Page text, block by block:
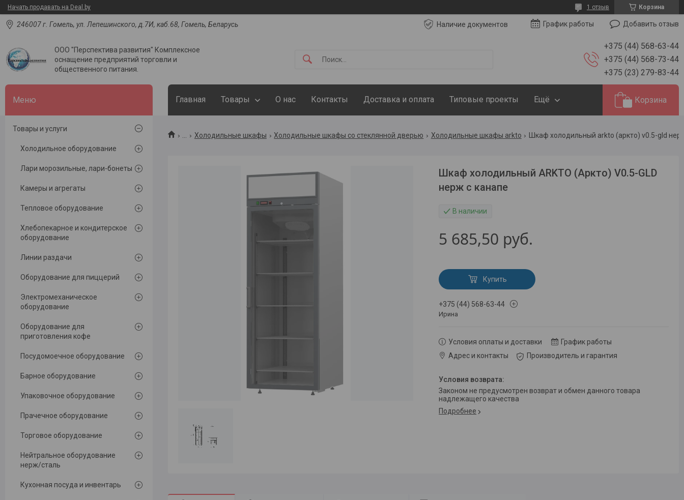
Начать продавать на Deal.by Корзина
1 отзыв
246007 г. Гомель, ул. Лепешинского, д.7И, каб.68, Гомель, Беларусь Наличие документов График работы Добавить отзыв
ООО "Перспектива развития" Комплексное
оснащение предприятий торговли и
общественного питания.
+375 (44) 568-63-44
+375 (44) 568-73-44
+375 (23) 279-83-44
Главная Товары О нас Контакты Доставка и оплата Типовые проекты Ещё Корзина
... Холодильные шкафы Холодильные шкафы со стеклянной дверью Холодильные шкафы arkto
Шкаф холодильный ARKTO (Аркто) V0.5-GLD
нерж с канапе
В наличии
5 685,50 руб.
Купить
+375 (44) 568-63-44
Ирина
Условия оплаты и доставки
График работы
Адрес и контакты
Производитель и гарантия
Законом не предусмотрен возврат и обмен данного товара
надлежащего качества
Подробнее
Товары и услуги
Холодильное оборудование
Лари морозильные, лари-бонеты
Камеры и агрегаты
Тепловое оборудование
Хлебопекарное и кондитерское
оборудование
Линии раздачи
Оборудование для пиццерий
Электромеханическое
оборудование
Оборудование для
приготовления кофе
Посудомоечное оборудование
Барное оборудование
Упаковочное оборудование
Прачечное оборудование
Торговое оборудование
Нейтральное оборудование
нерж/сталь
Кухонная посуда и инвентарь